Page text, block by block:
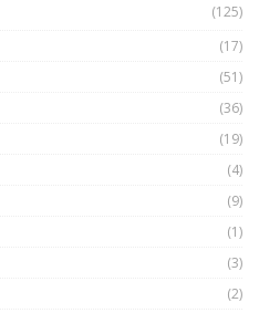
qua các cuộc chiến | Phổ cập
(125)
(17)
(51)
(36)
(19)
(4)
(9)
(1)
(3)
(2)